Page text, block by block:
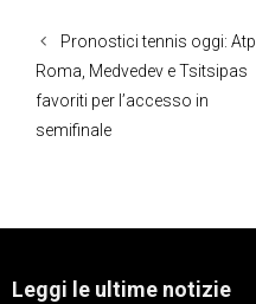
Pronostici tennis oggi: Atp
Roma, Medvedev e Tsitsipas
favoriti per l’accesso in
semifinale
Leggi le ultime notizie